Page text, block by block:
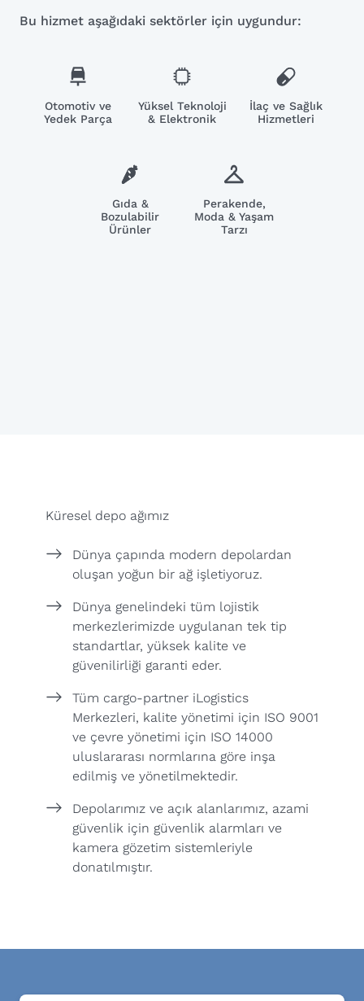
Bu hizmet aşağıdaki sektörler için uygundur:
Otomotiv ve
Yedek Parça
Yüksel Teknoloji
& Elektronik
İlaç ve Sağlık
Hizmetleri
Gıda &
Bozulabilir
Ürünler
Perakende,
Moda & Yaşam
Tarzı
Küresel depo ağımız
Dünya çapında modern depolardan
oluşan yoğun bir ağ işletiyoruz.
Dünya genelindeki tüm lojistik
merkezlerimizde uygulanan tek tip
standartlar, yüksek kalite ve
güvenilirliği garanti eder.
Tüm cargo-partner iLogistics
Merkezleri, kalite yönetimi için ISO 9001
ve çevre yönetimi için ISO 14000
uluslararası normlarına göre inşa
edilmiş ve yönetilmektedir.
Depolarımız ve açık alanlarımız, azami
güvenlik için güvenlik alarmları ve
kamera gözetim sistemleriyle
donatılmıştır.